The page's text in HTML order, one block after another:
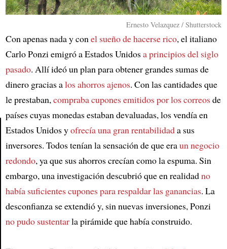
Article
Ernesto Velazquez / Shutterstock
Con apenas nada y conel sueño de hacerse rico, el italiano
Carlo Ponzi emigró a Estados Unidosa principios del siglo
pasado. Allí ideó un plan para obtener grandes sumas de
dinero gracias alos ahorros ajenos. Con las cantidades que
le prestaban,compraba cupones emitidos por los correosde
países cuyas monedas estaban devaluadas, los vendía en
Estados Unidos yofrecía una gran rentabilidada sus
inversores. Todos tenían la sensación de que eraun negocio
redondo, ya que sus ahorros crecían como la espuma. Sin
embargo, una investigación descubrió que en realidadno
había suficientes cupones para respaldar las ganancias. La
desconfianza se extendió y, sin nuevas inversiones, Ponzi
no pudo sustentarla pirámide que había construido.